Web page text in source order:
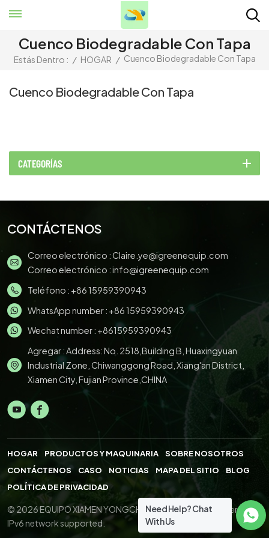
Cuenco Biodegradable Con Tapa
Estás Dentro : / HOGAR / Cuenco Biodegradable Con Tapa
Cuenco Biodegradable Con Tapa
CATEGORÍAS
CONTÁCTENOS
Correo electrónico :Claire.ye@igreenequip.com
Correo electrónico :info@igreenequip.com
Teléfono : +86 15959390943
WhatsApp number : +86 15959390943
Wechat number : +8615959390943
Agregar : Address: No. 2518,Building B, Huaxingyuan
Industrial Zone, Chiwanggong Road, Xiang'an District,
Xiamen City, Fujian Province,CHINA
HOGAR PRODUCTOS Y MAQUINARIA
SOBRE NOSOTROS
CONTÁCTENOS
CASO NOTICIAS MAPA DEL SITIO
BLOG
POLÍTICA DE PRIVACIDAD
© 2026 EQUIPO XIAMEN YONGCHENG.,LTD. All Right Reserved.
IPv6 network supported.
Need Help? Chat
With Us